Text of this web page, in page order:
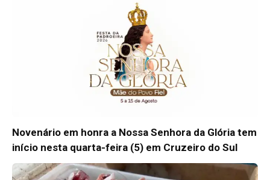
Novenário em honra a Nossa Senhora da Glória tem
início nesta quarta-feira (5) em Cruzeiro do Sul